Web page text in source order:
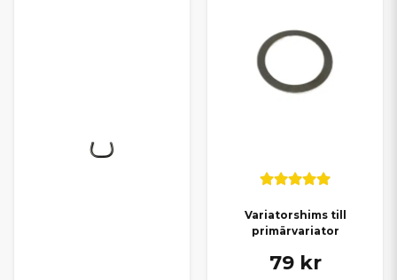
Variatorshims till
primärvariator
79 kr